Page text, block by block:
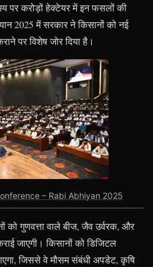
पर करोड़ों हेक्टेयर में इन फसलों की
2025 में सरकार ने किसानों को नई
पर विशेष जोर दिया है।
– Rabi Abhiyan 2025
को गुणवत्ता वाले बीज, जैव उर्वरक, और
जाएगी। किसानों को डिजिटल
जिससे वे मौसम संबंधी अपडेट, कृषि